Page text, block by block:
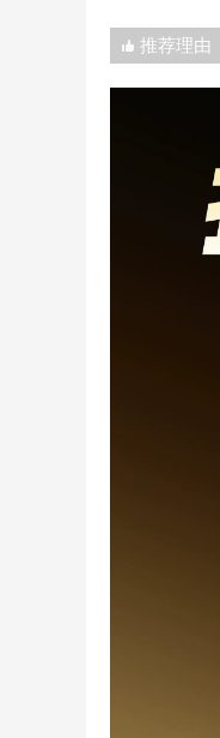
推荐理由